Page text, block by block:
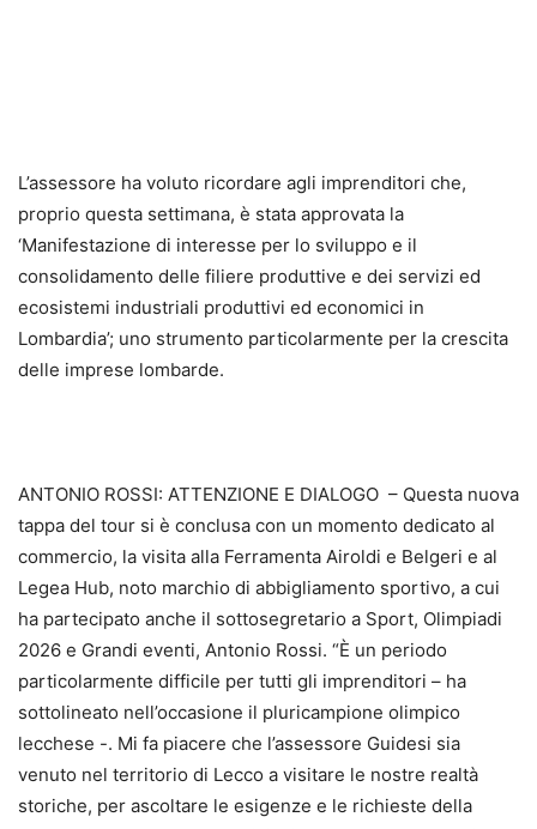
L’assessore ha voluto ricordare agli imprenditori che,
proprio questa settimana, è stata approvata la
‘Manifestazione di interesse per lo sviluppo e il
consolidamento delle filiere produttive e dei servizi ed
ecosistemi industriali produttivi ed economici in
Lombardia’; uno strumento particolarmente per la crescita
delle imprese lombarde.
ANTONIO ROSSI: ATTENZIONE E DIALOGO – Questa nuova
tappa del tour si è conclusa con un momento dedicato al
commercio, la visita alla Ferramenta Airoldi e Belgeri e al
Legea Hub, noto marchio di abbigliamento sportivo, a cui
ha partecipato anche il sottosegretario a Sport, Olimpiadi
2026 e Grandi eventi, Antonio Rossi. “È un periodo
particolarmente difficile per tutti gli imprenditori – ha
sottolineato nell’occasione il pluricampione olimpico
lecchese -. Mi fa piacere che l’assessore Guidesi sia
venuto nel territorio di Lecco a visitare le nostre realtà
storiche, per ascoltare le esigenze e le richieste della